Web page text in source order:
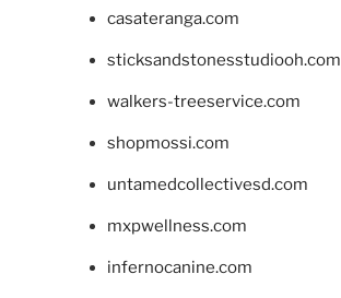
casateranga.com
sticksandstonesstudiooh.com
walkers-treeservice.com
shopmossi.com
untamedcollectivesd.com
mxpwellness.com
infernocanine.com